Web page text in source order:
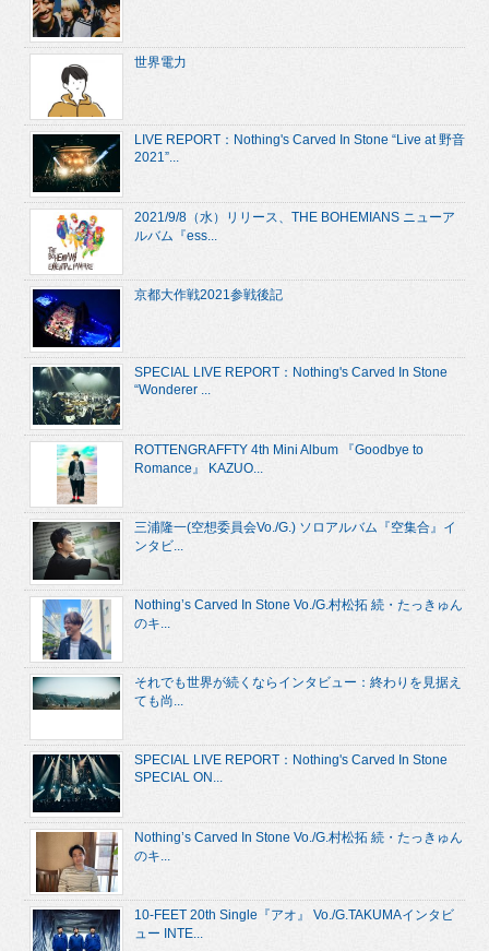
世界電力
LIVE REPORT：Nothing's Carved In Stone “Live at 野音
2021”...
2021/9/8（水）リリース、THE BOHEMIANS ニューア
ルバム『ess...
京都大作戦2021参戦後記
SPECIAL LIVE REPORT：Nothing's Carved In Stone
“Wonderer ...
ROTTENGRAFFTY 4th Mini Album 『Goodbye to
Romance』 KAZUO...
三浦隆一(空想委員会Vo./G.) ソロアルバム『空集合』イ
ンタビ...
Nothing’s Carved In Stone Vo./G.村松拓 続・たっきゅん
のキ...
それでも世界が続くならインタビュー：終わりを見据え
ても尚...
SPECIAL LIVE REPORT：Nothing's Carved In Stone
SPECIAL ON...
Nothing’s Carved In Stone Vo./G.村松拓 続・たっきゅん
のキ...
10-FEET 20th Single『アオ』 Vo./G.TAKUMAインタビ
ュー INTE...